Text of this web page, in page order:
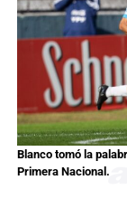
Blanco tomó la
Primera Nacional.